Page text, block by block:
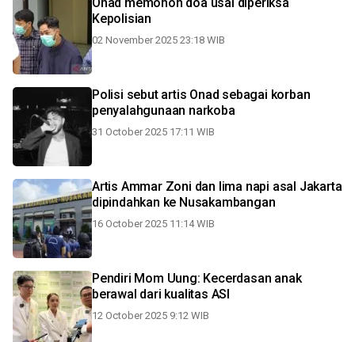
Kepolisian
02 November 2025 23:18 WIB
Polisi sebut artis Onad sebagai korban
penyalahgunaan narkoba
31 October 2025 17:11 WIB
Artis Ammar Zoni dan lima napi asal Jakarta
dipindahkan ke Nusakambangan
16 October 2025 11:14 WIB
Pendiri Mom Uung: Kecerdasan anak
berawal dari kualitas ASI
12 October 2025 9:12 WIB